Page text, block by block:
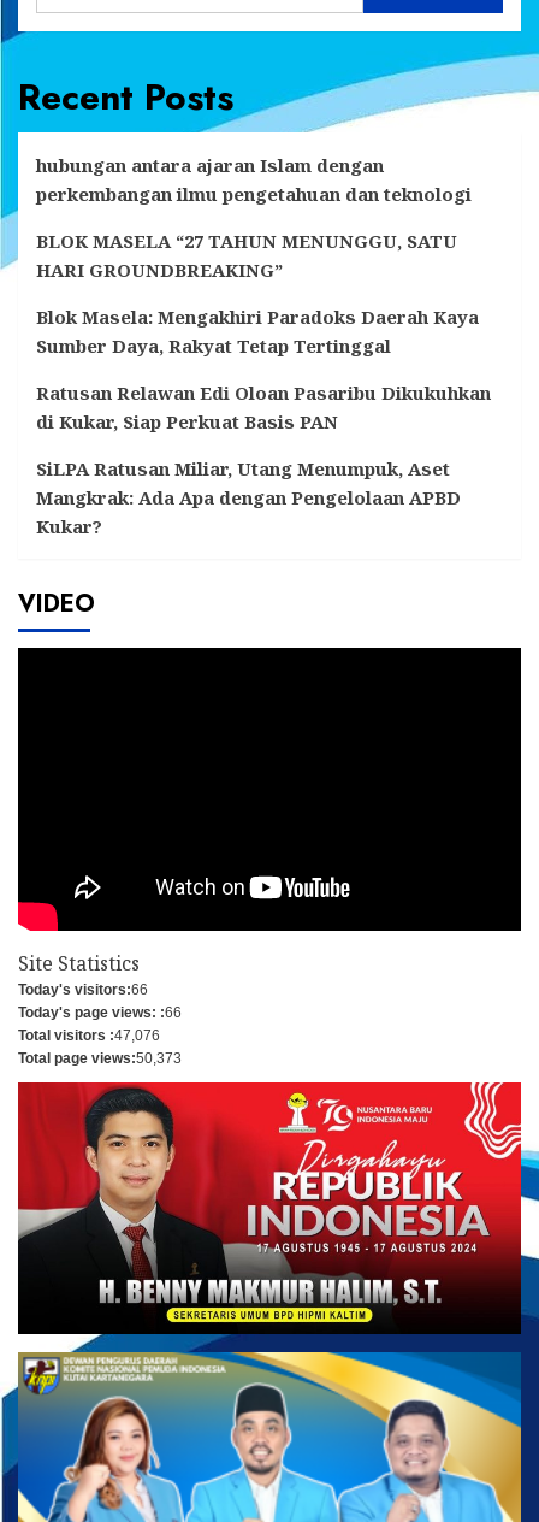
Recent Posts
hubungan antara ajaran Islam dengan
perkembangan ilmu pengetahuan dan teknologi
BLOK MASELA “27 TAHUN MENUNGGU, SATU
HARI GROUNDBREAKING”
Blok Masela: Mengakhiri Paradoks Daerah Kaya
Sumber Daya, Rakyat Tetap Tertinggal
Ratusan Relawan Edi Oloan Pasaribu Dikukuhkan
di Kukar, Siap Perkuat Basis PAN
SiLPA Ratusan Miliar, Utang Menumpuk, Aset
Mangkrak: Ada Apa dengan Pengelolaan APBD
Kukar?
VIDEO
Site Statistics
Today's visitors:66
Today's page views: :66
Total visitors :47,076
Total page views:50,373